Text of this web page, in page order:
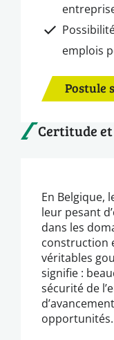
emplois
Postule
Certitude
En Belgique,
leur pesant
dans les
construction
véritables
signifie :
sécurité de
opportunités.